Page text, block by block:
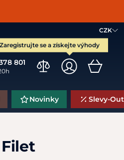
CZK
Zaregistrujte se a získejte výhody
801
Novinky Slevy-